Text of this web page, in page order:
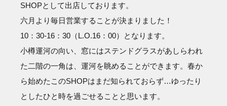
SHOPとして出店しております。
六月より毎日営業することが決まりました！
10：30-16：30（L.O.16：00）となります。
小樽運河の向い、窓にはステンドグラスがあしらわれ
た二階の一角は、運河を眺めることができます。春か
ら始めたこのSHOPはまだ知られておらず…ゆったり
としたひと時を過ごせることと思います。